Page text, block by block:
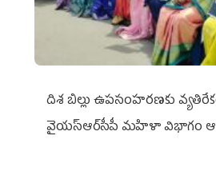
దిశ బిల్లు ఉపసంహరణకు
వైయ‌స్ఆర్‌సీపీ మహిళా విభాగం